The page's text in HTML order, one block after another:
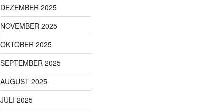
DEZEMBER 2025
NOVEMBER 2025
OKTOBER 2025
SEPTEMBER 2025
AUGUST 2025
JULI 2025